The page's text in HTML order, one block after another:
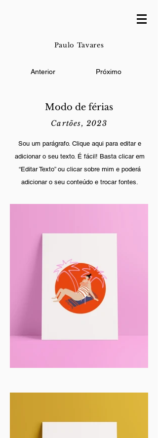
Paulo Tavares
Cartões, 2023
Sou um parágrafo. Clique aqui para editar e
adicionar o seu texto. É fácil! Basta clicar em
“Editar Texto” ou clicar sobre mim e poderá
adicionar o seu conteúdo e trocar fontes.
Modo de férias
Próximo
Anterior